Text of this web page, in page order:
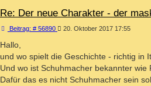
Re: Der neue Charakter - der
Beitrag: # 56890Beitrag
20. Oktober 2017 17:55
Hallo,
und wo spielt die Geschichte - richtig in
Und wo ist Schuhmacher bekannter wie
Dafür das es nicht Schuhmacher sein